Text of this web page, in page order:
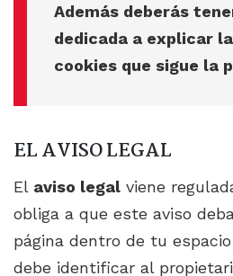
Además deberás
dedicada a explicar
cookies que sigue la
EL AVISO LEGAL
El aviso legal viene
obliga a que este aviso
página dentro de tu
debe identificar al